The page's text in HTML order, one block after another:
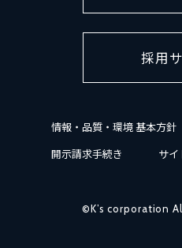
採用
情報・品質・環境 基本方針
開示請求手続き
サ
©K’s corporation